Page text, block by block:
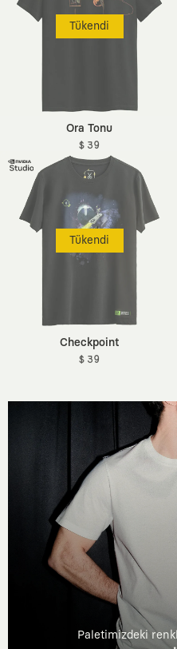
Tükendi
Ora Tonu
$ 39
Tükendi
Checkpoint
$ 39
Paletimizdeki